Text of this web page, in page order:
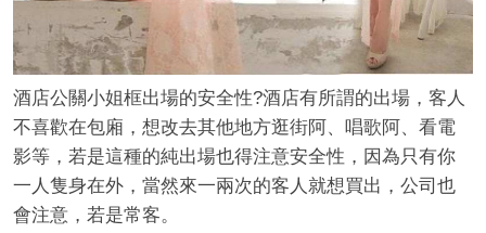
酒店公關小姐框出場的安全性?酒店有所謂的出場，客人
不喜歡在包廂，想改去其他地方逛街阿、唱歌阿、看電
影等，若是這種的純出場也得注意安全性，因為只有你
一人隻身在外，當然來一兩次的客人就想買出，公司也
會注意，若是常客。